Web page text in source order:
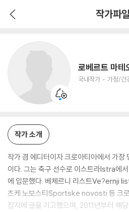
작가파일
로베르트 마테
국내작가 가정/건
가정/건강/취미 저자
작가 소개
작가 겸 에디터이자 크로아티아에서 가장
이다. 그는 축구 선수로 이스트라Istra에
에 입문했다. 베체르니 리스트Ve?ernji
츠케 노보스티Sportske novosti 등 크로
잡지에 글을 기고했으며, 2011년부터 해